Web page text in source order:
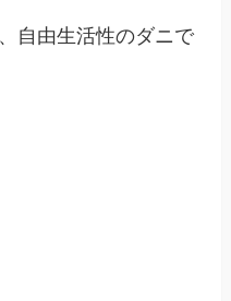
自由生活性のダニで